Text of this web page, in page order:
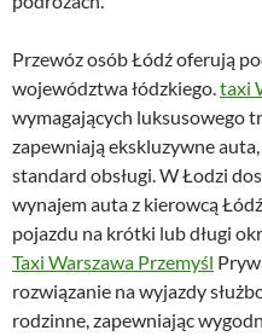
Przewóz osób Łódź oferują
województwa łódzkiego.taxi
wymagających luksusowego
zapewniają ekskluzywne
standard obsługi. W Łodzi
wynajem auta z kierowcą
pojazdu na krótki lub długi
Taxi Warszawa Przemyśl
rozwiązanie na wyjazdy
rodzinne, zapewniając